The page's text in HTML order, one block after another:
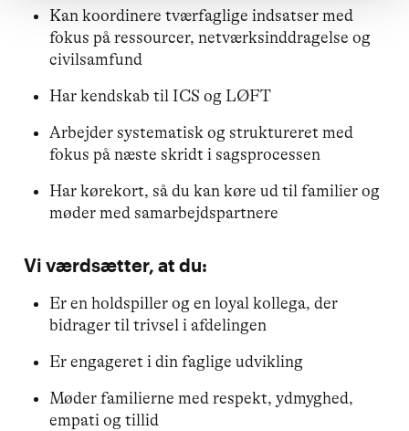
Kan koordinere tværfaglige indsatser med
fokus på ressourcer, netværksinddragelse og
civilsamfund
Har kendskab til ICS og LØFT
Arbejder systematisk og struktureret med
fokus på næste skridt i sagsprocessen
Har kørekort, så du kan køre ud til familier og
møder med samarbejdspartnere
Vi værdsætter, at du:
Er en holdspiller og en loyal kollega, der
bidrager til trivsel i afdelingen
Er engageret i din faglige udvikling
Møder familierne med respekt, ydmyghed,
empati og tillid